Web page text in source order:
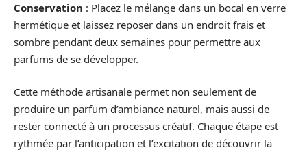
Conservation : Placez le mélange dans un bocal en verre
hermétique et laissez reposer dans un endroit frais et
sombre pendant deux semaines pour permettre aux
parfums de se développer.
Cette méthode artisanale permet non seulement de
produire un parfum d’ambiance naturel, mais aussi de
rester connecté à un processus créatif. Chaque étape est
rythmée par l’anticipation et l’excitation de découvrir la